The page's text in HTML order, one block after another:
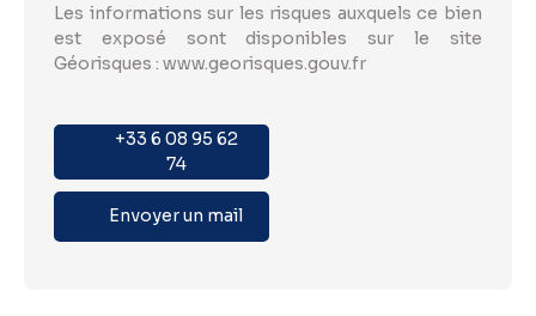
Les informations sur les risques auxquels ce bien
est exposé sont disponibles sur le site
Géorisques : www.georisques.gouv.fr
+33 6 08 95 62
74
Envoyer un mail